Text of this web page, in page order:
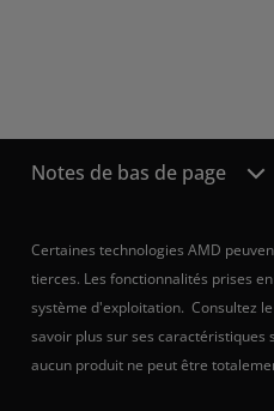
Notes de bas de page
Certaines technologies AMD
tierces. Les fonctionnalités prises
système d'exploitation. Consultez
savoir plus sur ses caractéristiques
aucun produit ne peut être